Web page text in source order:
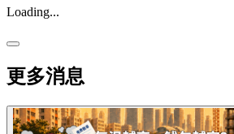
Loading...
更多消息